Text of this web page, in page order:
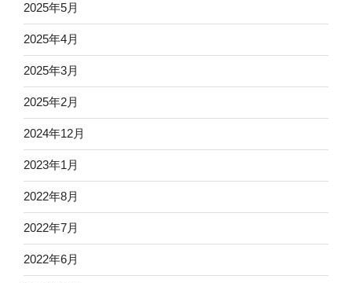
2025年5月
2025年4月
2025年3月
2025年2月
2024年12月
2023年1月
2022年8月
2022年7月
2022年6月